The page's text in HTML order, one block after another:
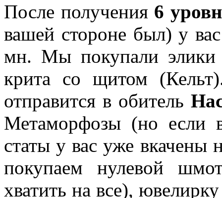
После получения 6
вашей стороне был) у
мн. Мы покупали элики
крита со щитом
отправится в обитель
Метаморфозы (но если
статы у вас уже вкачены
покупаем нулевой
хватить на все),